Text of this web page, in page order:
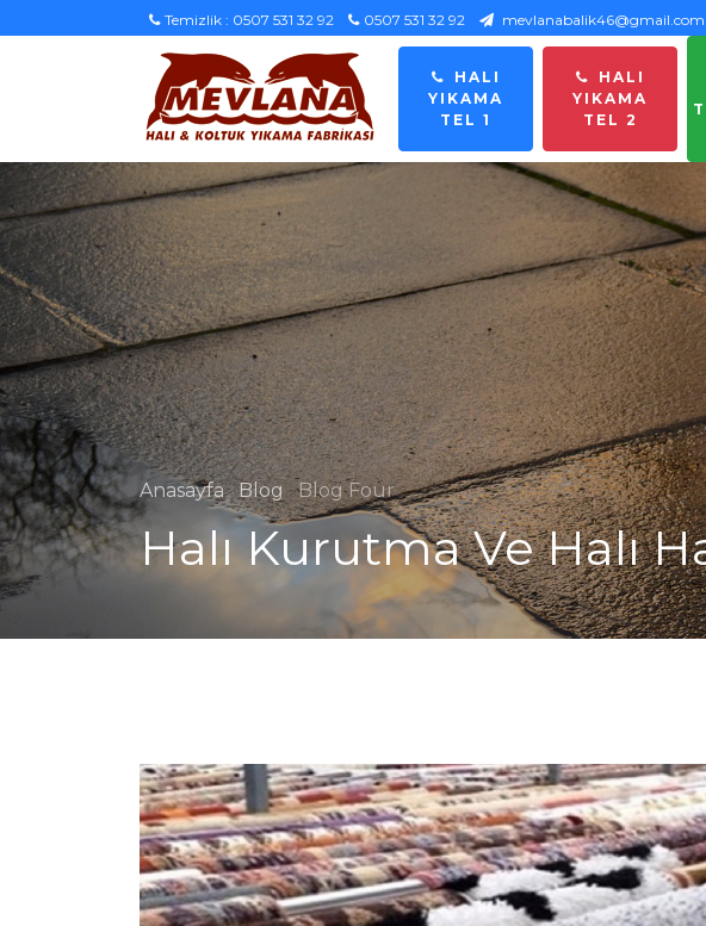
Temizlik : 0507 531 32 92 0507 531 32 92 mevlanabalik46@gmail.com
HALI
YIKAMA
TEL 1
HALI
YIKAMA
TEL 2
Anasayfa Blog Blog Four
Halı Kurutma Ve Halı